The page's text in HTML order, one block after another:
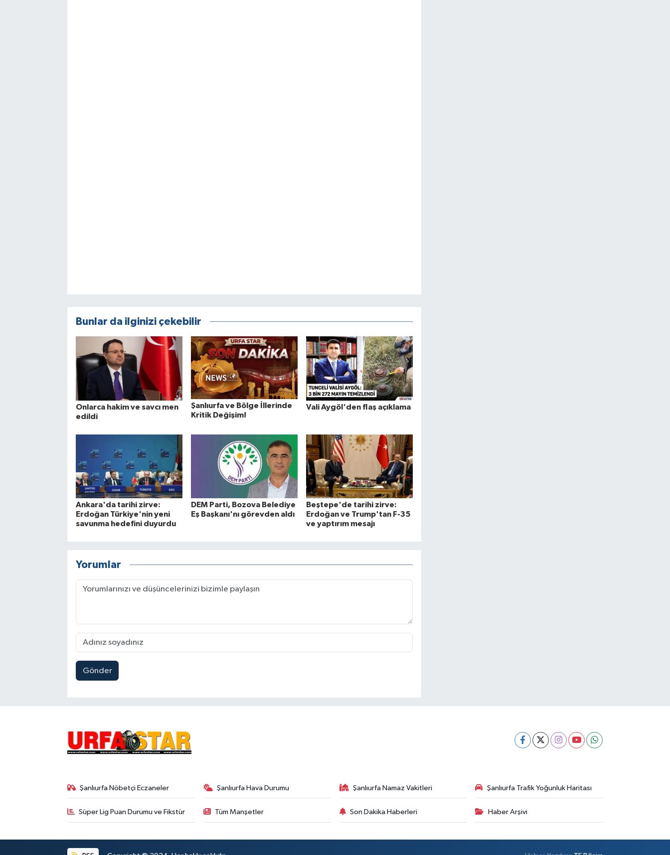
Bunlar da ilginizi çekebilir
Onlarca hakim ve savcı men
edildi
Şanlıurfa ve Bölge İllerinde
Kritik Değişim!
Vali Aygöl'den flaş açıklama
Ankara'da tarihi zirve:
Erdoğan Türkiye'nin yeni
savunma hedefini duyurdu
DEM Parti, Bozova Belediye
Eş Başkanı'nı görevden aldı
Beştepe'de tarihi zirve:
Erdoğan ve Trump'tan F-35
ve yaptırım mesajı
Yorumlar
Gönder
Şanlıurfa Nöbetçi Eczaneler Şanlıurfa Hava Durumu Şanlıurfa Namaz Vakitleri Şanlıurfa Trafik Yoğunluk Haritası
Süper Lig Puan Durumu ve Fikstür Tüm Manşetler Son Dakika Haberleri Haber Arşivi